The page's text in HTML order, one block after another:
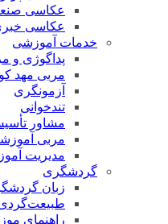
عکاسی
عکاسی
خدمات آموزشی
پداگوژی و
مربی مهد
آزمونگری
تندخوانی
مشاور
مربی
مدیریت
گردشگری
زبان
راهنمای